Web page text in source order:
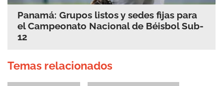
Panamá: Grupos listos y sedes fijas para
el Campeonato Nacional de Béisbol Sub-
12
Temas relacionados